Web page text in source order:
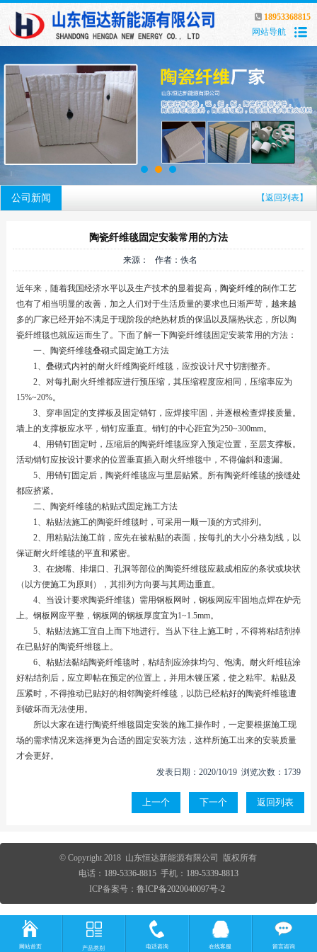
18953368815
网站导航
公司新闻 【返回列表】
陶瓷纤维毯固定安装常用的方法
来源： 作者：佚名
近年来，随着我国经济水平以及生产技术的显着提高， 陶瓷纤维的制作工艺
也有了相当明显的改善，加之人们对于生活质量的要求也日渐严苛，越来越
多的厂家已经开始不满足于现阶段的绝热材质的保温以及隔热状态，所以陶
瓷纤维毯也就应运而生了。下面了解一下陶瓷纤维毯固定安装常用的方法：
一、陶瓷纤维毯叠砌式固定施工方法
1、叠砌式内衬的耐火纤维陶瓷纤维毯，应按设计尺寸切割整齐。
2、对每扎耐火纤维都应进行预压缩，其压缩程度应相同，压缩率应为
15%~20%。
3、穿串固定的支撑板及固定销钉，应焊接牢固，并逐根检查焊接质量。
墙上的支撑板应水平，销钉应垂直。销钉的中心距宜为250~300mm。
4、用销钉固定时，压缩后的陶瓷纤维毯应穿入预定位置，至层支撑板。
活动销钉应按设计要求的位置垂直插入耐火纤维毯中，不得偏斜和遗漏。
5、用销钉固定后，陶瓷纤维毯应与里层贴紧。所有陶瓷纤维毯的接缝处
都应挤紧。
二、陶瓷纤维毯的粘贴式固定施工方法
1、粘贴法施工的陶瓷纤维毯时，可采用一顺一顶的方式排列。
2、用粘贴法施工前，应先在被粘贴的表面，按每扎的大小分格划线，以
保证耐火纤维毯的平直和紧密。
3、在烧嘴、排烟口、孔洞等部位的陶瓷纤维毯应裁成相应的条状或块状
（以方便施工为原则），其排列方向要与其周边垂直。
4、当设计要求陶瓷纤维毯）需用钢板网时，钢板网应牢固地点焊在炉壳
上。钢板网应平整，钢板网的钢板厚度宜为1~1.5mm。
5、粘贴法施工宜自上而下地进行。当从下往上施工时，不得将粘结剂掉
在已贴好的陶瓷纤维毯上。
6、粘贴法黏结陶瓷纤维毯时，粘结剂应涂抹均匀、饱满。耐火纤维毡涂
好粘结剂后，应立即帖在预定的位置上，并用木镘压紧，使之粘牢。粘贴及
压紧时，不得推动已贴好的相邻陶瓷纤维毯，以防已经粘好的陶瓷纤维毯遭
到破坏而无法使用。
所以大家在进行陶瓷纤维毯固定安装的施工操作时，一定要根据施工现
场的需求情况来选择更为合适的固定安装方法，这样所施工出来的安装质量
才会更好。
发表日期：2020/10/19 浏览次数：1739
上一个 下一个 返回列表
© Copyright 2018 山东恒达新能源有限公司 版权所有
电话： 189-5336-8815手机： 189-5339-8813
ICP备案号：鲁ICP备2020040097号-2
网站首页 产品类别 电话咨询 在线客服 留言咨询